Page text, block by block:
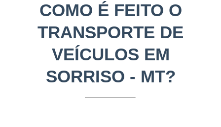
COMO É FEITO O
TRANSPORTE DE
VEÍCULOS EM
SORRISO - MT?